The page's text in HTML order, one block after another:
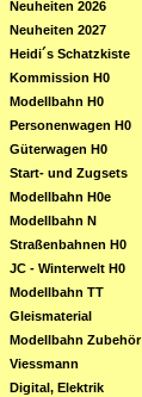
Neuheiten 2026
Neuheiten 2027
Heidi´s Schatzkiste
Kommission H0
Modellbahn H0
Personenwagen H0
Güterwagen H0
Start- und Zugsets
Modellbahn H0e
Modellbahn N
Straßenbahnen H0
JC - Winterwelt H0
Modellbahn TT
Gleismaterial
Modellbahn Zubehör
Viessmann
Digital, Elektrik